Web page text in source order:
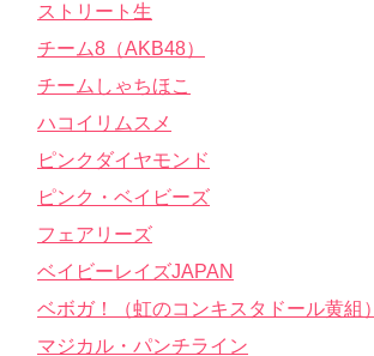
ストリート生
チーム8（AKB48）
チームしゃちほこ
ハコイリムスメ
ピンクダイヤモンド
ピンク・ベイビーズ
フェアリーズ
ベイビーレイズJAPAN
ベボガ！（虹のコンキスタドール黄組）
マジカル・パンチライン